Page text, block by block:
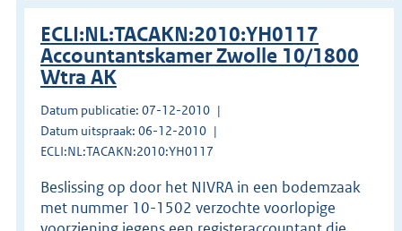
ECLI:NL:TACAKN:2010:YH0117
Accountantskamer Zwolle 10/1800
Wtra AK
Datum publicatie: 07-12-2010
Datum uitspraak: 06-12-2010
ECLI:NL:TACAKN:2010:YH0117
Beslissing op door het NIVRA in een bodemzaak
met nummer 10-1502 verzochte voorlopige